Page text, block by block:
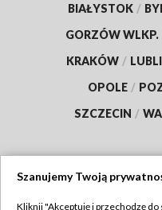
BIAŁYSTOK /
GORZÓW WLKP.
KRAKÓW /
OPOLE /
SZCZECIN /
Szanujemy Twoją
Kliknij "Akceptuję i przechodzę do